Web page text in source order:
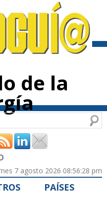
de la
7 agosto 2026 08:56:28 pm
PAÍSES